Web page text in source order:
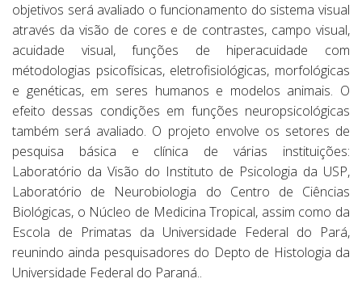
objetivos será avaliado o funcionamento do sistema visual
através da visão de cores e de contrastes, campo visual,
acuidade visual, funções de hiperacuidade com
métodologias psicofísicas, eletrofisiológicas, morfológicas
e genéticas, em seres humanos e modelos animais. O
efeito dessas condições em funções neuropsicológicas
também será avaliado. O projeto envolve os setores de
pesquisa básica e clínica de várias instituições:
Laboratório da Visão do Instituto de Psicologia da USP,
Laboratório de Neurobiologia do Centro de Ciências
Biológicas, o Núcleo de Medicina Tropical, assim como da
Escola de Primatas da Universidade Federal do Pará,
reunindo ainda pesquisadores do Depto de Histologia da
Universidade Federal do Paraná..